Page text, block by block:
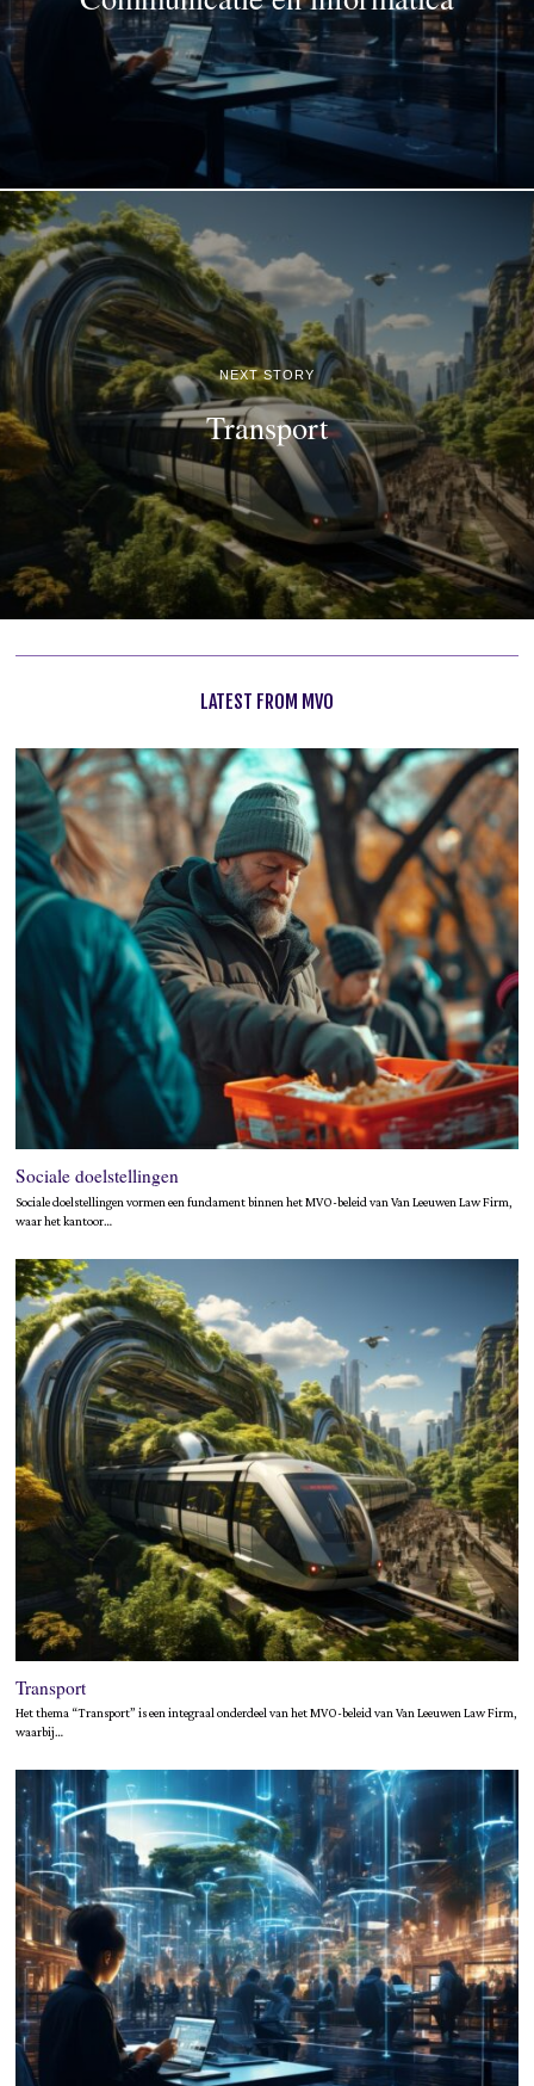
NEXT STORY
Transport
LATEST FROM MVO
Sociale doelstellingen
Sociale doelstellingen vormen een fundament binnen het MVO-beleid van Van Leeuwen Law Firm,
waar het kantoor…
Transport
Het thema “Transport” is een integraal onderdeel van het MVO-beleid van Van Leeuwen Law Firm,
waarbij…